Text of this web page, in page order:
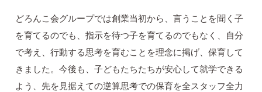
どろんこ会グループでは創業当初から、言うことを聞く子
を育てるのでも、指示を待つ子を育てるのでもなく、自分
で考え、行動する思考を育むことを理念に掲げ、保育して
きました。今後も、子どもたちたちが安心して就学できる
よう、先を見据えての逆算思考での保育を全スタッフ全力